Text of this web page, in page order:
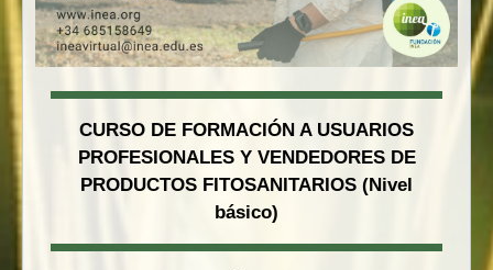
CURSO DE FORMACIÓN A USUARIOS
PROFESIONALES Y VENDEDORES DE
PRODUCTOS FITOSANITARIOS (Nivel
básico)